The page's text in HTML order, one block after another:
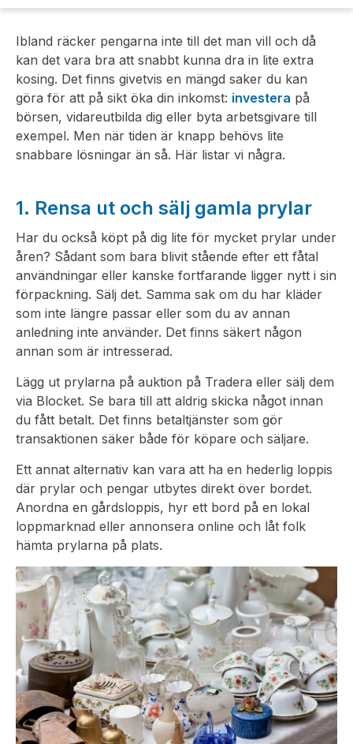
Ibland räcker pengarna inte till det man vill och då
kan det vara bra att snabbt kunna dra in lite extra
kosing. Det finns givetvis en mängd saker du kan
göra för att på sikt öka din inkomst: investera på
börsen, vidareutbilda dig eller byta arbetsgivare till
exempel. Men när tiden är knapp behövs lite
snabbare lösningar än så. Här listar vi några.
1. Rensa ut och sälj gamla prylar
Har du också köpt på dig lite för mycket prylar under
åren? Sådant som bara blivit stående efter ett fåtal
användningar eller kanske fortfarande ligger nytt i sin
förpackning. Sälj det. Samma sak om du har kläder
som inte längre passar eller som du av annan
anledning inte använder. Det finns säkert någon
annan som är intresserad.
Lägg ut prylarna på auktion på Tradera eller sälj dem
via Blocket. Se bara till att aldrig skicka något innan
du fått betalt. Det finns betaltjänster som gör
transaktionen säker både för köpare och säljare.
Ett annat alternativ kan vara att ha en hederlig loppis
där prylar och pengar utbytes direkt över bordet.
Anordna en gårdsloppis, hyr ett bord på en lokal
loppmarknad eller annonsera online och låt folk
hämta prylarna på plats.